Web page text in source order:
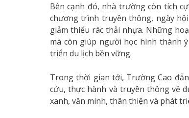
Bên cạnh đó, nhà trường còn tích
chương trình truyền thông, ngày
giảm thiểu rác thải nhựa. Những
mà còn giúp người học hình thành
triển du lịch bền vững.
Trong thời gian tới, Trường Cao
cứu, thực hành và truyền thông về
xanh, văn minh, thân thiện và phát